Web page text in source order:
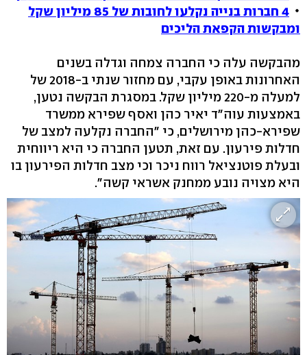
4 חברות בנייה נקלעו לחובות של 85 מיליון שקל
ומבקשות הקפאת הליכים
מהבקשה עלה כי החברה צמחה וגדלה בשנים
האחרונות באופן עקבי, עם מחזור שנתי ב-2018 של
למעלה מ-220 מיליון שקל. במסגרת הבקשה נטען,
באמצעות עוה"ד יאיר כהן ואסף שפירא ממשרד
שפירא-כהן מירושלים, כי "החברה נקלעה למצב של
חדלות פירעון. עם זאת, תטען החברה כי היא ריווחית
ובעלת פוטנציאל רווח ניכר וכי מצב חדלות הפירעון בו
היא מצויה נובע ממחנק אשראי קשה".